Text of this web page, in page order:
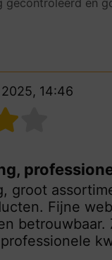
gecontroleerd en
14:46
groot
Fijne
betrouwbaar.